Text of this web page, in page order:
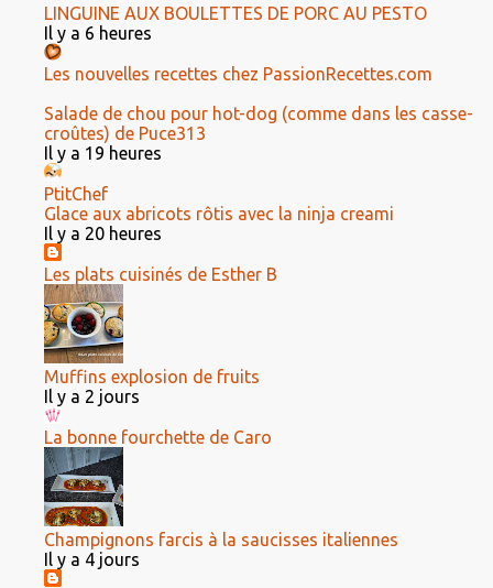
LINGUINE AUX BOULETTES DE PORC AU PESTO
Il y a 6 heures
Les nouvelles recettes chez PassionRecettes.com
Salade de chou pour hot-dog (comme dans les casse-
croûtes) de Puce313
Il y a 19 heures
PtitChef
Glace aux abricots rôtis avec la ninja creami
Il y a 20 heures
Les plats cuisinés de Esther B
Muffins explosion de fruits
Il y a 2 jours
La bonne fourchette de Caro
Champignons farcis à la saucisses italiennes
Il y a 4 jours